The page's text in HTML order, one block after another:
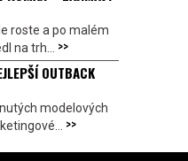
roste a po malém
na trh... >>
OUTBACK
modelových
>>